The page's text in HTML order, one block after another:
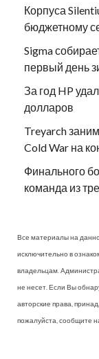
Корпуса
бюджетному
Sigma
первый день
За год HP
долларов
Treyarch
Cold War на
Финального
команда из
Все материалы на
исключительно в
владельцам.
не несет. Если Вы
авторские права,
пожалуйста, сообщите